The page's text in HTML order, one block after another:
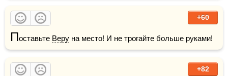
+60
Поставьте Веру на место! И не трогайте больше руками!
+82